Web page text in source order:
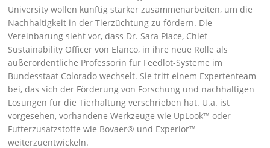
University wollen künftig stärker zusammenarbeiten, um die
Nachhaltigkeit in der Tierzüchtung zu fördern. Die
Vereinbarung sieht vor, dass Dr. Sara Place, Chief
Sustainability Officer von Elanco, in ihre neue Rolle als
außerordentliche Professorin für Feedlot-Systeme im
Bundesstaat Colorado wechselt. Sie tritt einem Expertenteam
bei, das sich der Förderung von Forschung und nachhaltigen
Lösungen für die Tierhaltung verschrieben hat. U.a. ist
vorgesehen, vorhandene Werkzeuge wie UpLook™ oder
Futterzusatzstoffe wie Bovaer® und Experior™
weiterzuentwickeln.